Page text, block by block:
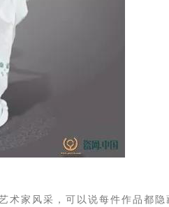
术家风采，可以说每件作品都隐